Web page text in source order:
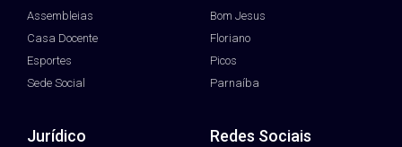
Assembleias
Casa Docente
Esportes
Sede Social
Bom Jesus
Floriano
Picos
Parnaíba
Jurídico Redes Sociais